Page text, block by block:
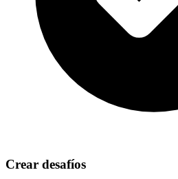
Crear desafíos